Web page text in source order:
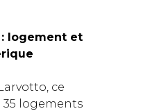
logement et
ce
35 logements